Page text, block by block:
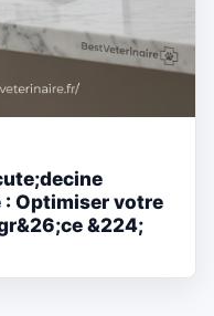
Optimiser votre
&224;